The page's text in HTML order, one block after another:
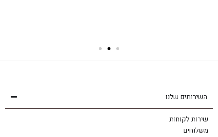
שירות לקוחות
השירותים שלנו
שירות לקוחות
משלוחים